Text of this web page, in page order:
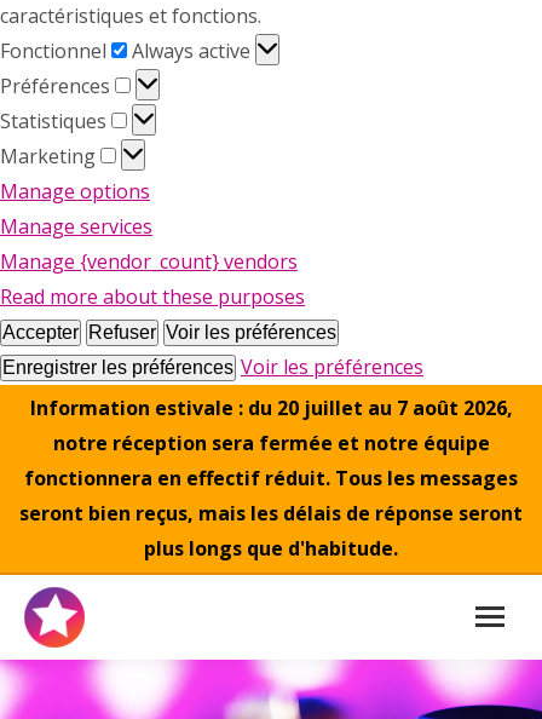
caractéristiques et fonctions.
Fonctionnel
Fonctionnel
Always active
Préférences
Préférences
Statistiques
Statistiques
Marketing
Marketing
Manage options
Manage services
Manage {vendor_count} vendors
Read more about these purposes
Accepter Refuser Voir les préférences
Enregistrer les préférences Voir les préférences
Information estivale : du 20 juillet au 7 août 2026,
notre réception sera fermée et notre équipe
fonctionnera en effectif réduit. Tous les messages
seront bien reçus, mais les délais de réponse seront
plus longs que d'habitude.